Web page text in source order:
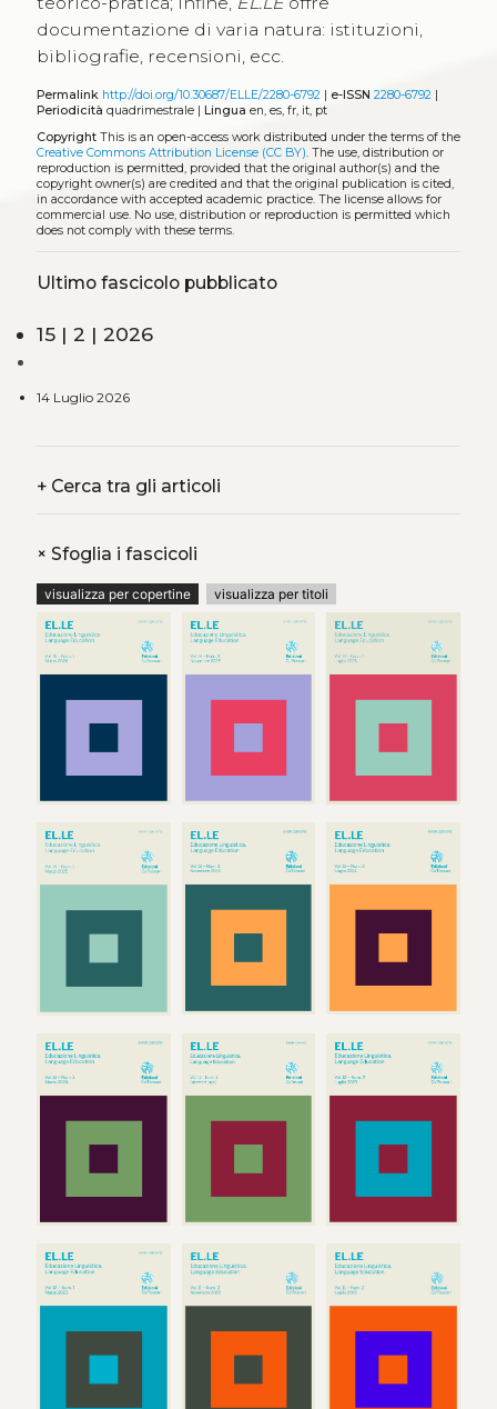
documentazione di varia natura: istituzioni,
bibliografie, recensioni, ecc.
Permalink http://doi.org/10.30687/ELLE/2280-6792 | e-ISSN 2280-6792 |
Periodicità quadrimestrale | Lingua en, es, fr, it, pt
CopyrightThis is an open-access work distributed under the terms of the
Creative Commons Attribution License (CC BY). The use, distribution or
reproduction is permitted, provided that the original author(s) and the
copyright owner(s) are credited and that the original publication is cited,
in accordance with accepted academic practice. The license allows for
commercial use. No use, distribution or reproduction is permitted which
does not comply with these terms.
Ultimo fascicolo pubblicato
15 | 2 | 2026
14 Luglio 2026
+Cerca tra gli articoli
+Sfoglia i fascicoli
visualizza per copertine visualizza per titoli